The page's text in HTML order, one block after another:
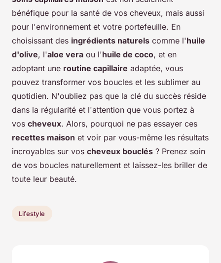
bénéfique pour la santé de vos cheveux, mais aussi
pour l'environnement et votre portefeuille. En
choisissant des ingrédients naturels comme l'huile
d'olive, l'aloe vera ou l'huile de coco, et en
adoptant une routine capillaire adaptée, vous
pouvez transformer vos boucles et les sublimer au
quotidien. N'oubliez pas que la clé du succès réside
dans la régularité et l'attention que vous portez à
vos cheveux. Alors, pourquoi ne pas essayer ces
recettes maison et voir par vous-même les résultats
incroyables sur vos cheveux bouclés ? Prenez soin
de vos boucles naturellement et laissez-les briller de
toute leur beauté.
Lifestyle